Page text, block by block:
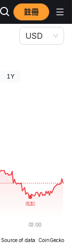
註冊
USD
1Y
Source of data: CoinGecko